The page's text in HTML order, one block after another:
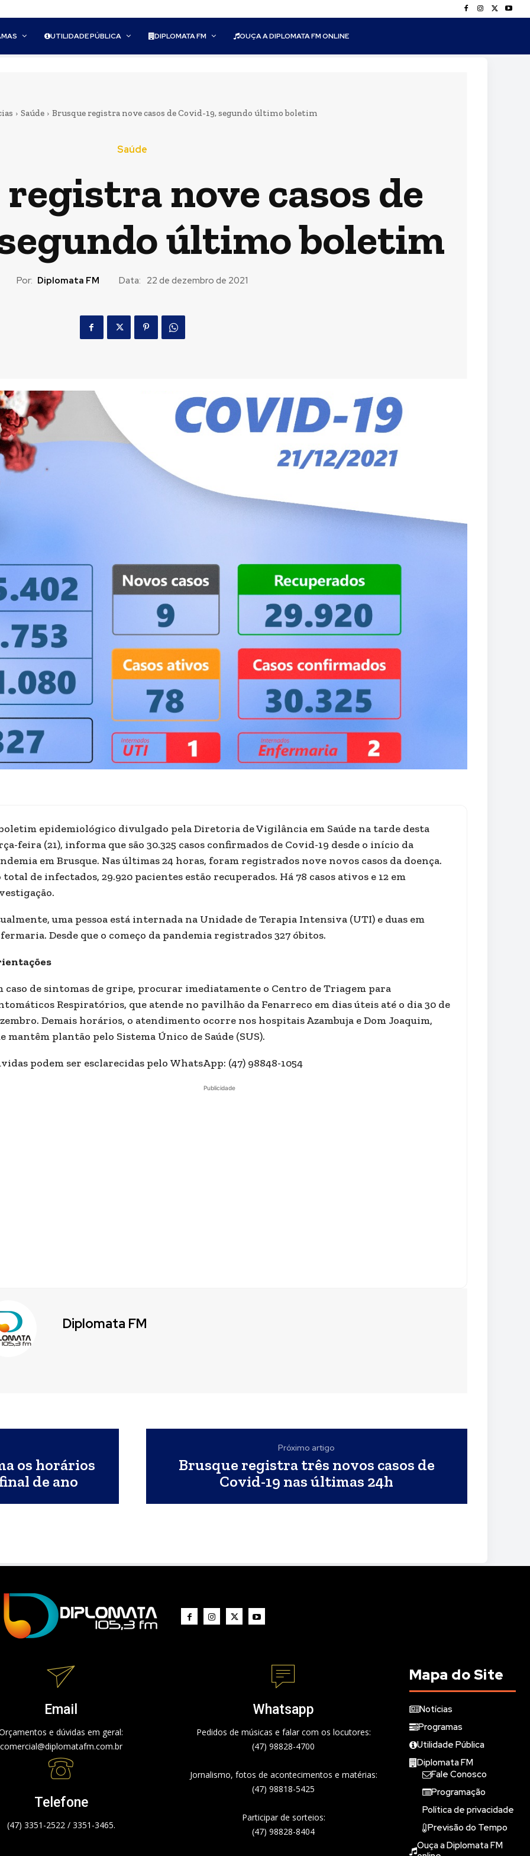
UTILIDADE PÚBLICA DIPLOMATA FM OUÇA A DIPLOMATA FM ONLINE
Saúde Brusque registra nove casos de Covid-19, segundo último boletim
Saúde
nove casos de
último boletim
Por: Diplomata FM Data: 22 de dezembro de 2021
epidemiológico divulgado pela Diretoria de Vigilância em Saúde na tarde desta
feira (21), informa que são 30.325 casos confirmados de Covid-19 desde o início da
em Brusque. Nas últimas 24 horas, foram registrados nove novos casos da doença.
total de infectados, 29.920 pacientes estão recuperados. Há 78 casos ativos e 12 em
uma pessoa está internada na Unidade de Terapia Intensiva (UTI) e duas em
Desde que o começo da pandemia registrados 327 óbitos.
caso de sintomas de gripe, procurar imediatamente o Centro de Triagem para
Respiratórios, que atende no pavilhão da Fenarreco em dias úteis até o dia 30 de
Demais horários, o atendimento ocorre nos hospitais Azambuja e Dom Joaquim,
mantêm plantão pelo Sistema Único de Saúde (SUS).
podem ser esclarecidas pelo WhatsApp: (47) 98848-1054
Publicidade
Diplomata FM
os horários
de ano
Próximo artigo
Brusque registra três novos casos de
Covid-19 nas últimas 24h
Email
e dúvidas em geral:
comercial@diplomatafm.com.br
Telefone
(47) 3351-2522 / 3351-3465.
Whatsapp
Pedidos de músicas e falar com os locutores:
(47) 98828-4700
Jornalismo, fotos de acontecimentos e matérias:
(47) 98818-5425
Participar de sorteios:
(47) 98828-8404
Mapa do Site
Notícias
Programas
Utilidade Pública
Diplomata FM
Fale Conosco
Programação
Política de privacidade
Previsão do Tempo
Ouça a Diplomata FM